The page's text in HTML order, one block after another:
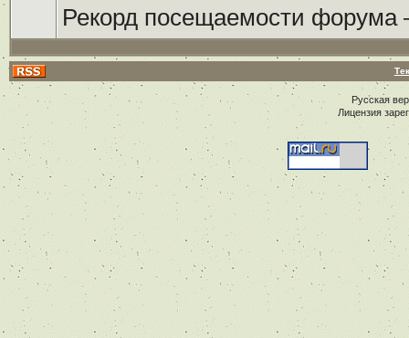
Рекорд посещаемости
Русская
Лицензия